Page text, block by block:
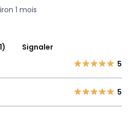
1 mois
Signaler
5
5